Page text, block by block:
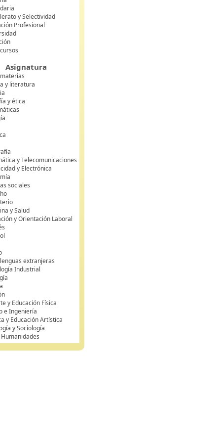
y Selectividad
Profesional
Asignatura
y literatura
y ética
y Telecomunicaciones
y Electrónica
sociales
y Salud
y Orientación Laboral
extranjeras
Industrial
y Educación Física
e Ingeniería
y Educación Artística
y Sociología